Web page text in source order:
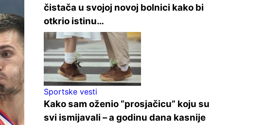
čistača u svojoj novoj bolnici kako bi
otkrio istinu…
Sportske vesti
Kako sam oženio “prosjačicu” koju su
svi ismijavali – a godinu dana kasnije